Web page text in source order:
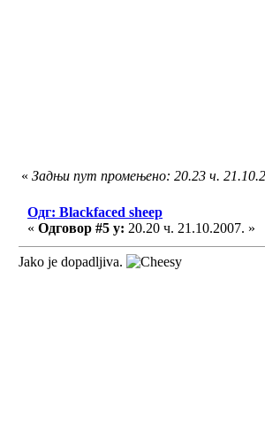
« Задњи пут промењено: 20.23 ч.
Одг: Blackfaced sheep
« Одговор #5 у: 20.20 ч. 21.10.2007. »
Jako je dopadljiva.